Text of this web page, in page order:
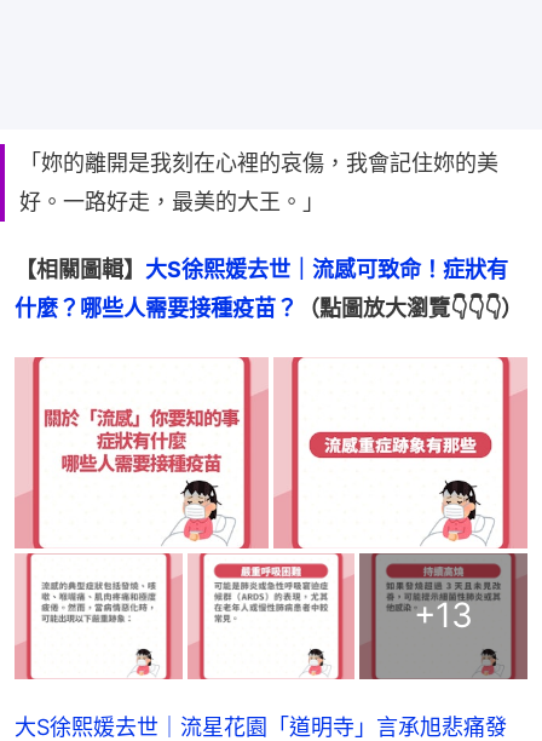
「妳的離開是我刻在心裡的哀傷，我會記住妳的美
好。一路好走，最美的大王。」
【相關圖輯】 大S徐熙媛去世｜流感可致命！症狀有
什麼？哪些人需要接種疫苗？
（點圖放大瀏覽👇👇👇）
+13
大S徐熙媛去世｜流星花園「道明寺」言承旭悲痛發